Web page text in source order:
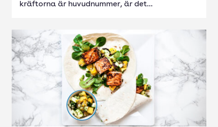
kräftorna är huvudnummer, är det...